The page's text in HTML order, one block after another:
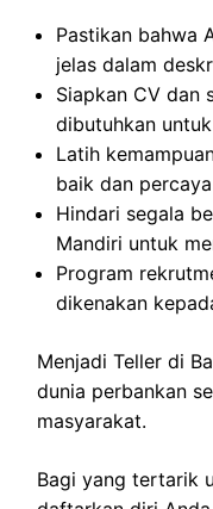
Pastikan bahwa
jelas dalam
Siapkan CV dan
dibutuhkan
Latih
baik dan
Hindari segala
Mandiri untuk
Program
dikenakan
Menjadi Teller di
dunia perbankan
masyarakat.
Bagi yang tertarik